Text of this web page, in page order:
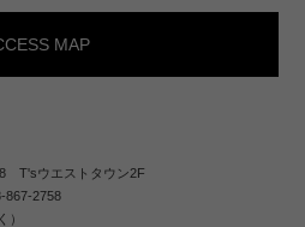
MAP
T'sウエストタウン2F
2758
）